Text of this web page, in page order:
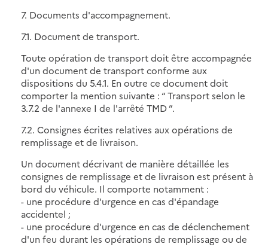
7. Documents d'accompagnement.
7.1. Document de transport.
Toute opération de transport doit être accompagnée
d'un document de transport conforme aux
dispositions du 5.4.1. En outre ce document doit
comporter la mention suivante : “ Transport selon le
3.7.2 de l'annexe I de l'arrêté TMD ”.
7.2. Consignes écrites relatives aux opérations de
remplissage et de livraison.
Un document décrivant de manière détaillée les
consignes de remplissage et de livraison est présent à
bord du véhicule. Il comporte notamment :
- une procédure d'urgence en cas d'épandage
accidentel ;
- une procédure d'urgence en cas de déclenchement
d'un feu durant les opérations de remplissage ou de